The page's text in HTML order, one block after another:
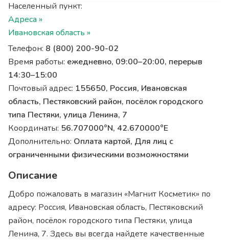
Населенный пункт:
Адреса »
Ивановская область »
Телефон: 8 (800) 200-90-02
Время работы: ежедневно, 09:00–20:00, перерыв
14:30–15:00
Почтовый адрес: 155650, Россия, Ивановская
область, Пестяковский район, посёлок городского
типа Пестяки, улица Ленина, 7
Координаты: 56.707000°N, 42.670000°E
Дополнительно: Оплата картой, Для лиц с
ограниченными физическими возможностями
Описание
Добро пожаловать в магазин «Магнит Косметик» по
адресу: Россия, Ивановская область, Пестяковский
район, посёлок городского типа Пестяки, улица
Ленина, 7. Здесь вы всегда найдете качественные